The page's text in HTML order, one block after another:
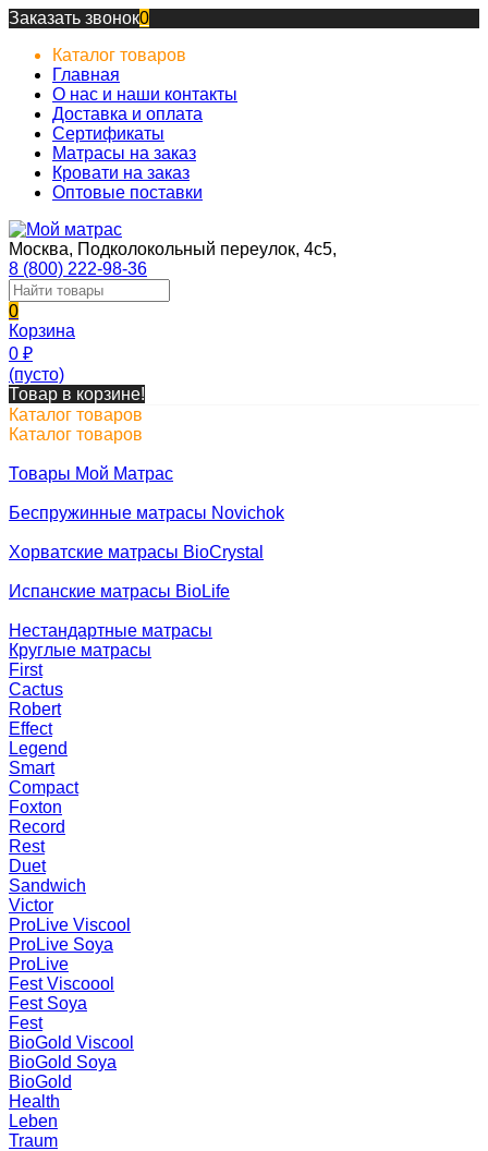
Заказать звонок0
Каталог товаров
Главная
О нас и наши контакты
Доставка и оплата
Сертификаты
Матрасы на заказ
Кровати на заказ
Оптовые поставки
Москва, Подколокольный переулок, 4с5,
8 (800) 222-98-36
0
Корзина
0 ₽
(пусто)
Товар в корзине!
Каталог товаров
Каталог товаров
Товары Мой Матрас
Беспружинные матрасы Novichok
Хорватские матрасы BioCrystal
Испанские матрасы BioLife
Нестандартные матрасы
Круглые матрасы
First
Cactus
Robert
Effect
Legend
Smart
Compact
Foxton
Record
Rest
Duet
Sandwich
Victor
ProLive Viscool
ProLive Soya
ProLive
Fest Viscoool
Fest Soya
Fest
BioGold Viscool
BioGold Soya
BioGold
Health
Leben
Traum